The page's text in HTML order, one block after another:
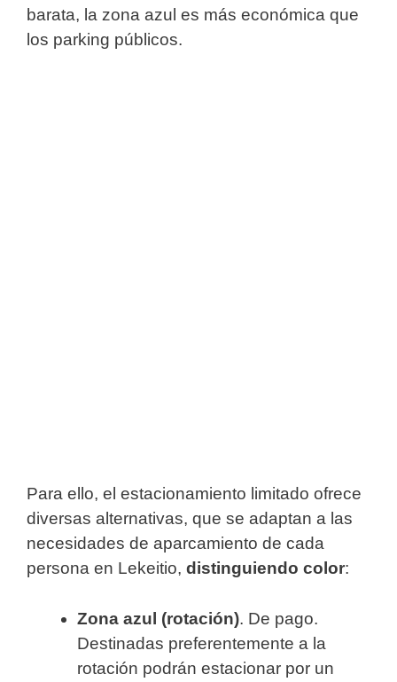
barata, la zona azul es más económica que
los parking públicos.
Para ello, el estacionamiento limitado ofrece
diversas alternativas, que se adaptan a las
necesidades de aparcamiento de cada
persona en Lekeitio, distinguiendo color:
Zona azul (rotación). De pago.
Destinadas preferentemente a la
rotación podrán estacionar por un